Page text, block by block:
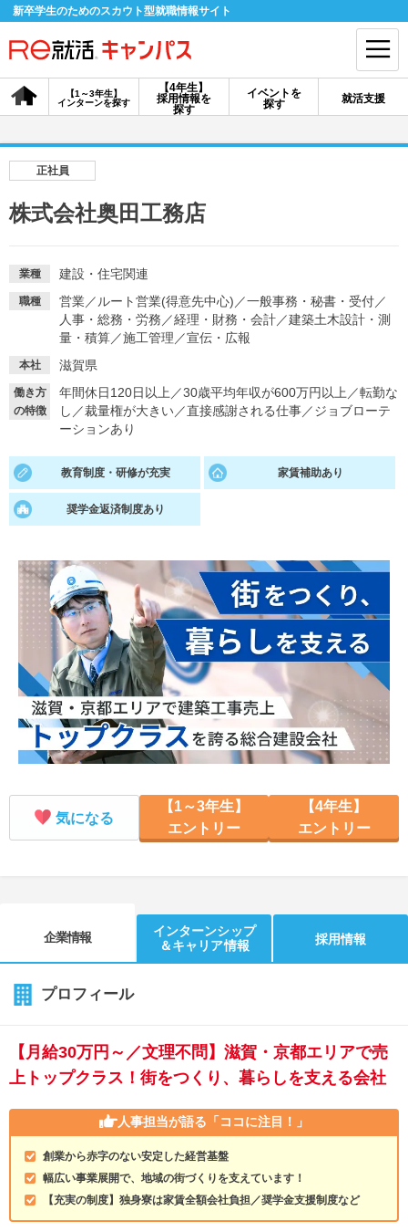
新卒学生のためのスカウト型就職情報サイト
【4年生】
採用情報を
探す
【1～3年生】
インターンを探す
イベントを
探す
就活支援
会員登録 ログイン
採用情報を探す
イベントを探す スカウト
就活ノウハウ・サポート
就活支援
就活ノウハウが満載！ お役立ち記事・相談室など
適職診断
就活ニュースペーパー
就活時事ニュースを更新
よくある質問
不明点があればこちら
正社員
株式会社奥田工務店
業種 建設・住宅関連
職種 営業／ ルート営業(得意先中心) ／一般事務・秘書・受付／
人事・総務・労務 ／経理・財務・会計／建築土木設計・測
量・積算／施工管理 ／宣伝・広報
本社 滋賀県
働き方
の特徴
年間休日120日以上 ／30歳平均年収が600万円以上 ／転勤な
し ／裁量権が大きい／直接感謝される仕事／ジョブローテ
ーションあり
教育制度・研修が充実 家賃補助あり
奨学金返済制度あり
気になる
【1～3年生】
エントリー
【4年生】
エントリー
企業情報
インターンシップ
＆キャリア情報
採用情報
プロフィール
【月給30万円～／文理不問】滋賀・京都エリアで売
上トップクラス！街をつくり、暮らしを支える会社
人事担当が語る 「ココに注目！」
創業から赤字のない安定した経営基盤
幅広い事業展開で、地域の街づくりを支えています！
【充実の制度】独身寮は家賃全額会社負担／奨学金支援制度など